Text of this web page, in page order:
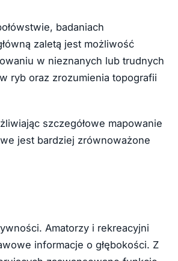
badaniach
zaletą jest możliwość
w nieznanych lub trudnych
ryb oraz zrozumienia topografii
szczegółowe mapowanie
jest bardziej zrównoważone
Amatorzy i rekreacyjni
informacje o głębokości. Z